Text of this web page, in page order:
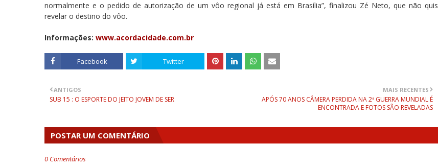
normalmente e o pedido de autorização de um vôo regional já está em Brasília”, finalizou Zé Neto, que não quis
revelar o destino do vôo.
Informações: www.acordacidade.com.br
Facebook Twitter
MAIS RECENTES
APÓS 70 ANOS CÂMERA PERDIDA NA 2ª GUERRA MUNDIAL É
ENCONTRADA E FOTOS SÃO REVELADAS
ANTIGOS
SUB 15 : O ESPORTE DO JEITO JOVEM DE SER
POSTAR UM COMENTÁRIO
0 Comentários